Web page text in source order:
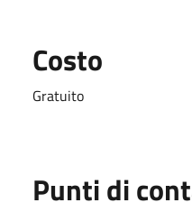
Costo
Gratuito
Punti di